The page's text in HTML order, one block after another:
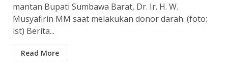
mantan Bupati Sumbawa Barat, Dr. Ir. H. W.
Musyafirin MM saat melakukan donor darah. (foto:
ist) Berita...
Read More